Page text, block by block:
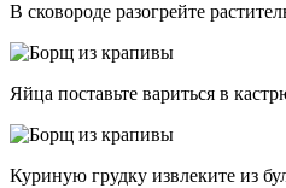
В сковороде разогрейте
Яйца поставьте вариться в
Куриную грудку извлеките из